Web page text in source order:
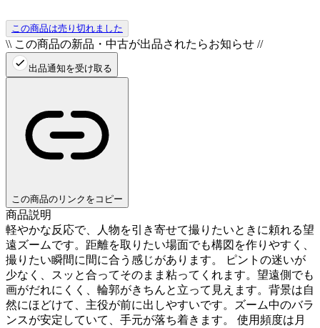
この商品は売り切れました
\\ この商品の新品・中古が出品されたらお知らせ //
出品通知を受け取る
この商品のリンクをコピー
商品説明
軽やかな反応で、人物を引き寄せて撮りたいときに頼れる望
遠ズームです。距離を取りたい場面でも構図を作りやすく、
撮りたい瞬間に間に合う感じがあります。 ピントの迷いが
少なく、スッと合ってそのまま粘ってくれます。望遠側でも
画がだれにくく、輪郭がきちんと立って見えます。背景は自
然にほどけて、主役が前に出しやすいです。ズーム中のバラ
ンスが安定していて、手元が落ち着きます。 使用頻度は月